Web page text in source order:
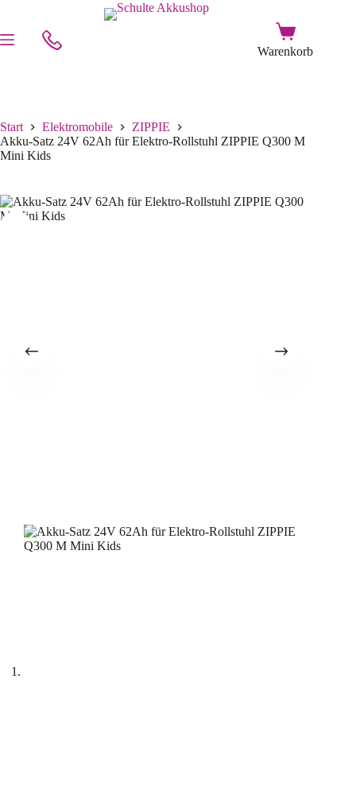
Start Elektromobile
ZIPPIE
Akku-Satz 24V 62Ah für Elektro-Rollstuhl ZIPPIE Q300 M
Mini Kids